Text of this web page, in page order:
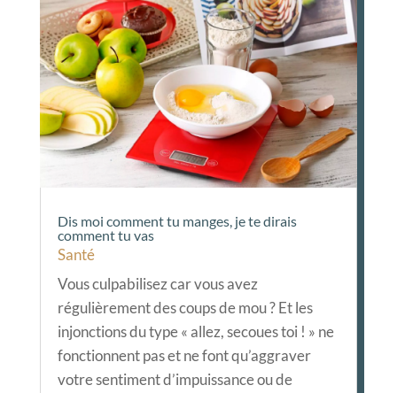
Dis moi comment tu manges, je te dirais
comment tu vas
Santé
Vous culpabilisez car vous avez
régulièrement des coups de mou ? Et les
injonctions du type « allez, secoues toi ! » ne
fonctionnent pas et ne font qu’aggraver
votre sentiment d’impuissance ou de